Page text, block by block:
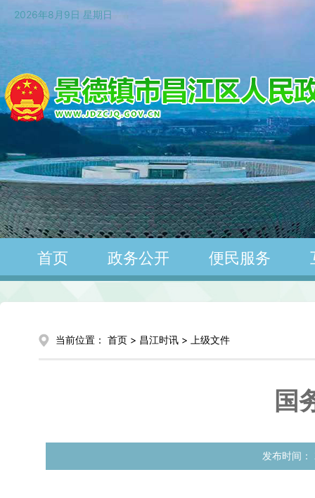
2026年8月9日 星期日
首页 政务公开 便民服务
当前位置： 首页 > 昌江时讯 > 上级文件
国
发布时